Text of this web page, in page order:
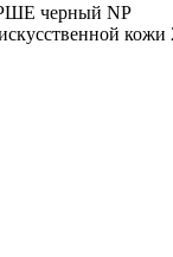
черный NP
кожи